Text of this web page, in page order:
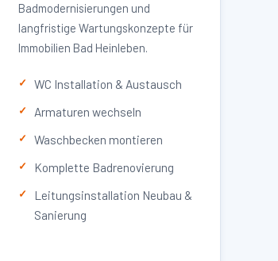
Badmodernisierungen und
langfristige Wartungskonzepte für
Immobilien Bad Heinleben.
WC Installation & Austausch
Armaturen wechseln
Waschbecken montieren
Komplette Badrenovierung
Leitungsinstallation Neubau &
Sanierung